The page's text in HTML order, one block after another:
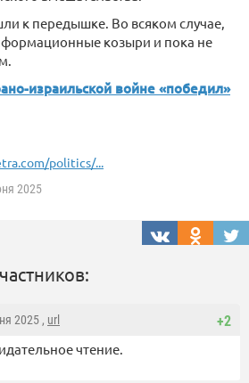
к передышке. Во всяком случае,
козыри и пока не
израильской войне «победил»
politics/...
2025
+2
2025 , url
чтение.